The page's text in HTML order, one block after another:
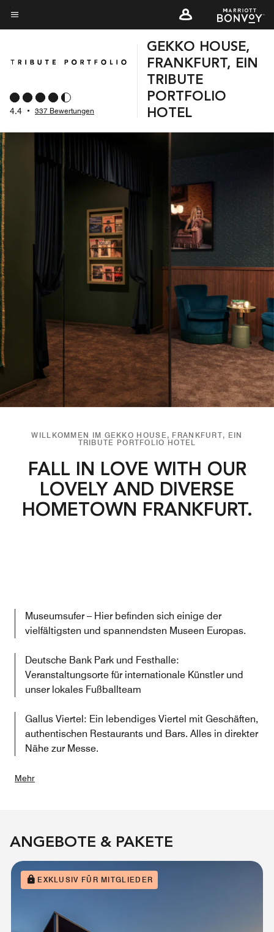
Skip
to
content
Menütext
4.4 • 337 Bewertungen
GEKKO HOUSE,
FRANKFURT, EIN
TRIBUTE
PORTFOLIO
HOTEL
WILLKOMMEN IM GEKKO HOUSE, FRANKFURT, EIN
TRIBUTE PORTFOLIO HOTEL
FALL IN LOVE WITH OUR
LOVELY AND DIVERSE
HOMETOWN FRANKFURT.
Museumsufer – Hier befinden sich einige der
vielfältigsten und spannendsten Museen Europas.
Deutsche Bank Park und Festhalle:
Veranstaltungsorte für internationale Künstler und
unser lokales Fußballteam
Gallus Viertel: Ein lebendiges Viertel mit Geschäften,
authentischen Restaurants und Bars. Alles in direkter
Nähe zur Messe.
Mehr
ANGEBOTE & PAKETE
EXKLUSIV FÜR MITGLIEDER